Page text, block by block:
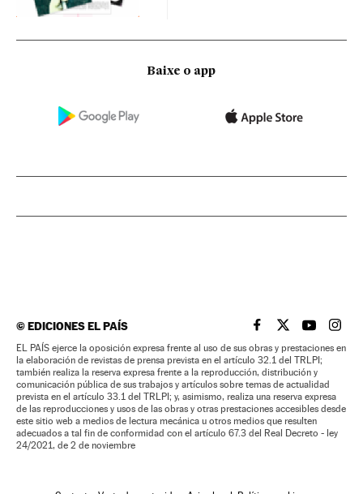
Baixe o app
©EDICIONES EL PAÍS EL PAÍS BRASIL EN
EL PAÍSEL PAÍS
EL
EL PAÍS ejerce la oposición expresa frente al uso de sus obras y prestaciones en
la elaboración de revistas de prensa prevista en el artículo 32.1 del TRLPI;
también realiza la reserva expresa frente a la reproducción, distribución y
comunicación pública de sus trabajos y artículos sobre temas de actualidad
prevista en el artículo 33.1 del TRLPI; y, asimismo, realiza una reserva expresa
de las reproducciones y usos de las obras y otras prestaciones accesibles desde
este sitio web a medios de lectura mecánica u otros medios que resulten
adecuados a tal fin de conformidad con el artículo 67.3 del Real Decreto - ley
24/2021, de 2 de noviembre